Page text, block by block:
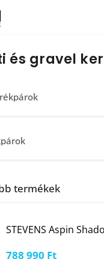
és gravel
termékek
STEVENS Aspin
788 990 Ft